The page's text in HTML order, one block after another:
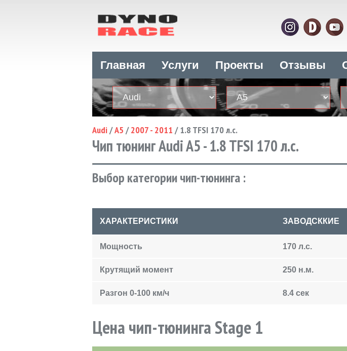
Главная Услуги Проекты Отзывы
Audi/A5 /2007 - 2011 /1.8 TFSI 170 л.с.
Чип тюнинг Audi A5 - 1.8 TFSI 170 л.с.
Выбор категории чип-тюнинга :
ХАРАКТЕРИСТИКИ ЗАВОДСККИЕ
Мощность 170 л.с.
Крутящий момент 250 н.м.
Разгон 0-100 км/ч 8.4 сек
Цена чип-тюнинга Stage 1